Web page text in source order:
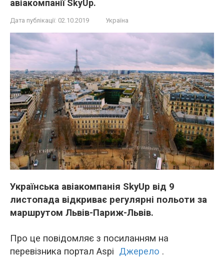
авіакомпанії SkyUp.
Дата публікації: 02.10.2019 Україна
Українська авіакомпанія SkyUp від 9
листопада відкриває регулярні польоти за
маршрутом Львів-Париж-Львів.
Про це повідомляє з посиланням на
перевізника портал Аspi Джерело .